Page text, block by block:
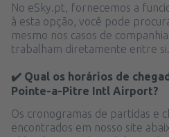
No eSky.pt, fornecemos a
à esta opção, você pode
mesmo nos casos de
trabalham diretamente entre si.
✔️ Qual os horários de
Pointe-a-Pitre Intl Airport?
Os cronogramas de partidas e
encontrados em nosso site